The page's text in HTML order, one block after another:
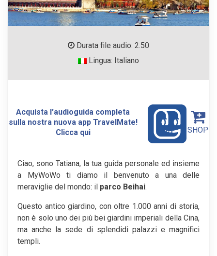
Durata file audio: 2.50
Lingua: Italiano
Acquista l'audioguida completa
sulla nostra nuova app TravelMate!
Clicca qui
SHOP
Ciao, sono Tatiana, la tua guida personale ed insieme
a MyWoWo ti diamo il benvenuto a una delle
meraviglie del mondo: il parco Beihai.
Questo antico giardino, con oltre 1.000 anni di storia,
non è solo uno dei più bei giardini imperiali della Cina,
ma anche la sede di splendidi palazzi e magnifici
templi.